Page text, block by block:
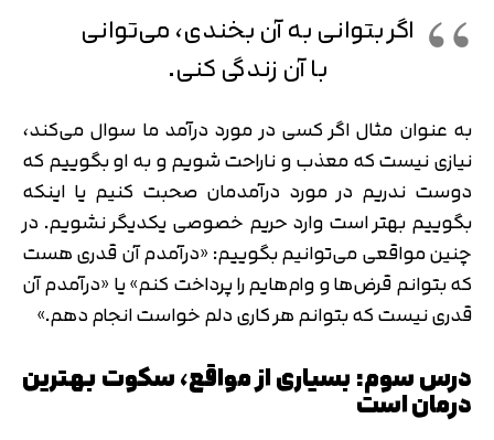
اگر بتوانی به آن بخندی، می‌توانی
با آن زندگی کنی.
به عنوان مثال اگر کسی در مورد درآمد ما سوال می‌کند،
نیازی نیست که معذب و ناراحت شویم و به او بگوییم که
دوست ندریم در مورد درآمدمان صحبت کنیم یا اینکه
بگوییم بهتر است وارد حریم خصوصی یکدیگر نشویم. در
چنین مواقعی می‌توانیم بگوییم: «درآمدم آن قدری هست
که بتوانم قرض‌ها و وام‌هایم را پرداخت کنم» یا «درآمدم آن
قدری نیست که بتوانم هر کاری دلم خواست انجام دهم.»
درس سوم: بسیاری از مواقع، سکوت بهترین
درمان است